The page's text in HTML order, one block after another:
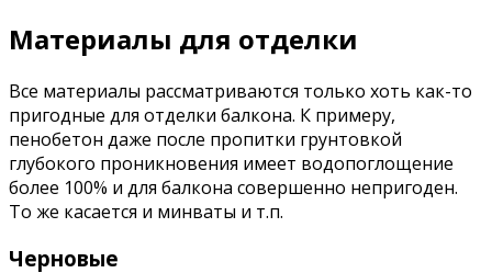
Материалы для отделки
Все материалы рассматриваются только хоть как-то
пригодные для отделки балкона. К примеру,
пенобетон даже после пропитки грунтовкой
глубокого проникновения имеет водопоглощение
более 100% и для балкона совершенно непригоден.
То же касается и минваты и т.п.
Черновые